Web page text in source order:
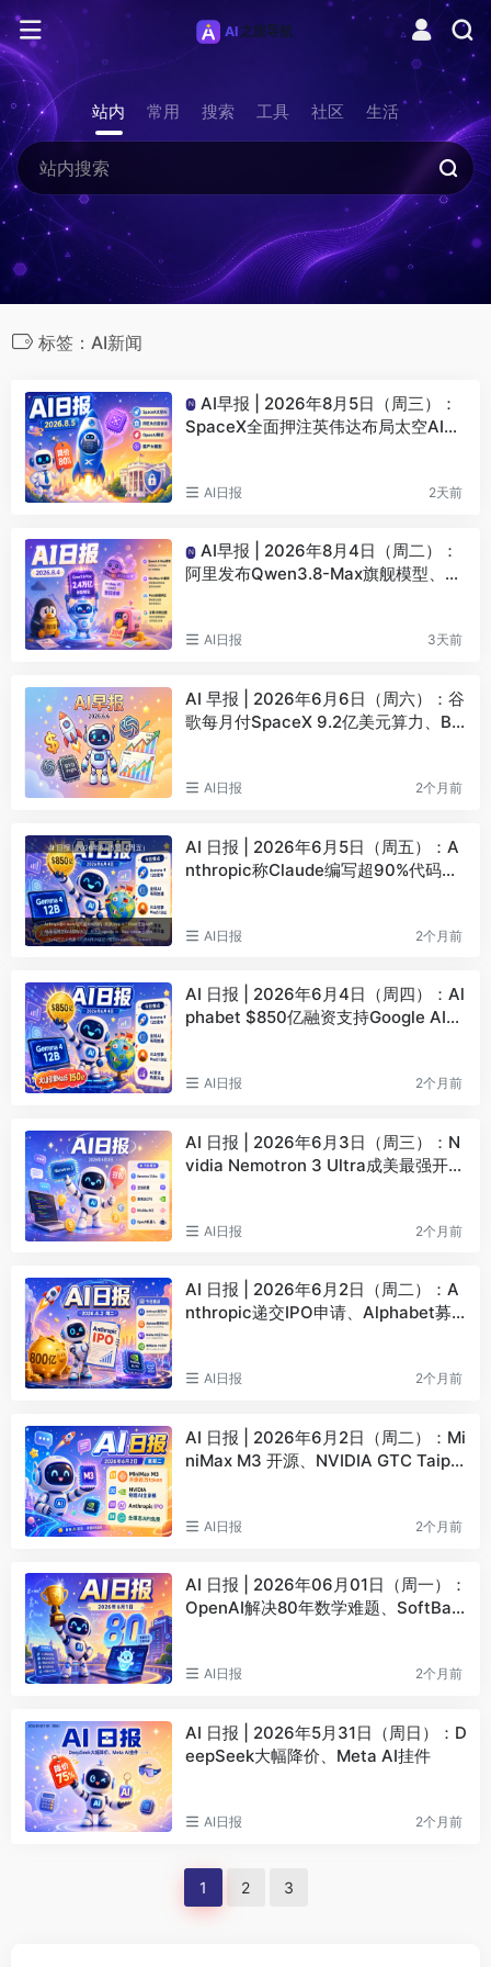
站内 常用 搜索 工具 社区 生活
标签：AI新闻
N
AI早报 | 2026年8月5日（周三）：
SpaceX全面押注英伟达布局太空AI、
AI日报 2天前
N
AI早报 | 2026年8月4日（周二）：
阿里发布Qwen3.8-Max旗舰模型、Mi
AI日报 3天前
AI 早报 | 2026年6月6日（周六）：谷
歌每月付SpaceX 9.2亿美元算力、BY
AI日报 2个月前
AI 日报 | 2026年6月5日（周五）：A
nthropic称Claude编写超90%代码、
AI日报 2个月前
AI 日报 | 2026年6月4日（周四）：Al
phabet $850亿融资支持Google AI、
AI日报 2个月前
AI 日报 | 2026年6月3日（周三）：N
vidia Nemotron 3 Ultra成美最强开源
AI日报 2个月前
AI 日报 | 2026年6月2日（周二）：A
nthropic递交IPO申请、Alphabet募
AI日报 2个月前
AI 日报 | 2026年6月2日（周二）：Mi
niMax M3 开源、NVIDIA GTC Taipei
AI日报 2个月前
AI 日报 | 2026年06月01日（周一）：
OpenAI解决80年数学难题、SoftBan
AI日报 2个月前
AI 日报 | 2026年5月31日（周日）：D
eepSeek大幅降价、Meta AI挂件
AI日报 2个月前
1 2 3